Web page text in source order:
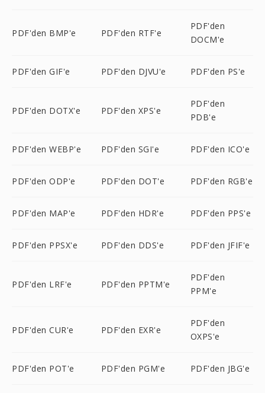
PDF'den BMP'e PDF'den RTF'e
PDF'den
DOCM'e
PDF'den GIF'e PDF'den DJVU'e PDF'den PS'e
PDF'den DOTX'e PDF'den XPS'e
PDF'den
PDB'e
PDF'den WEBP'e PDF'den SGI'e PDF'den ICO'e
PDF'den ODP'e PDF'den DOT'e PDF'den RGB'e
PDF'den MAP'e PDF'den HDR'e PDF'den PPS'e
PDF'den PPSX'e PDF'den DDS'e PDF'den JFIF'e
PDF'den LRF'e PDF'den PPTM'e
PDF'den
PPM'e
PDF'den CUR'e PDF'den EXR'e
PDF'den
OXPS'e
PDF'den POT'e PDF'den PGM'e PDF'den JBG'e